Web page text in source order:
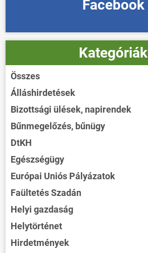
Facebook
Kategóriák
Összes
Álláshirdetések
Bizottsági ülések, napirendek
Bűnmegelőzés, bűnügy
DtKH
Egészségügy
Európai Uniós Pályázatok
Faültetés Szadán
Helyi gazdaság
Helytörténet
Hirdetmények